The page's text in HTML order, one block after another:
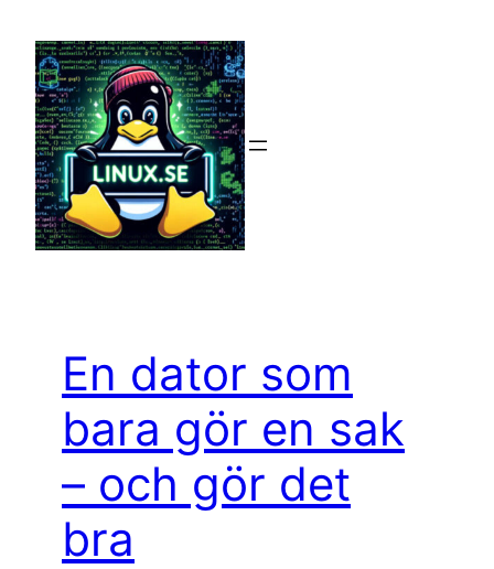
innehåll
En dator som
bara gör en sak
– och gör det
bra